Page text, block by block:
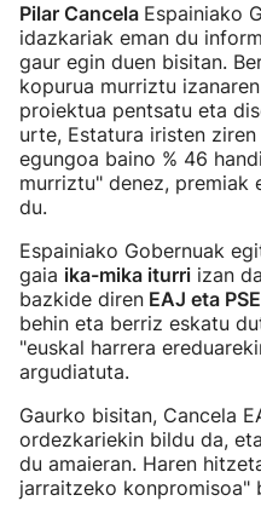
Pilar Cancela Espainiako
idazkariak eman du
gaur egin duen bisitan.
kopurua murriztu
proiektua pentsatu eta
urte, Estatura iristen
egungoa baino % 46
murriztu" denez, premiak
du.
Espainiako Gobernuak
gaia ika-mika iturri izan
bazkide diren EAJ eta
behin eta berriz eskatu
"euskal harrera
argudiatuta.
Gaurko bisitan, Cancela
ordezkariekin bildu da,
du amaieran. Haren
jarraitzeko konpromisoa"